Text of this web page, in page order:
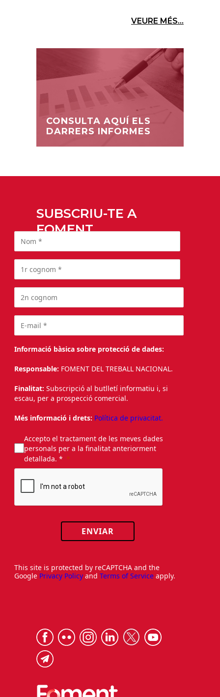
VEURE MÉS...
CONSULTA AQUÍ ELS
DARRERS INFORMES
SUBSCRIU-TE A
FOMENT
Informació bàsica sobre protecció de dades:
Responsable: FOMENT DEL TREBALL NACIONAL.
Finalitat: Subscripció al butlletí informatiu i, si
escau, per a prospecció comercial.
Més informació i drets: Política de privacitat.
Accepto el tractament de les meves dades
personals per a la finalitat anteriorment
detallada. *
ENVIAR
This site is protected by reCAPTCHA and the
Google Privacy Policy and Terms of Service apply.